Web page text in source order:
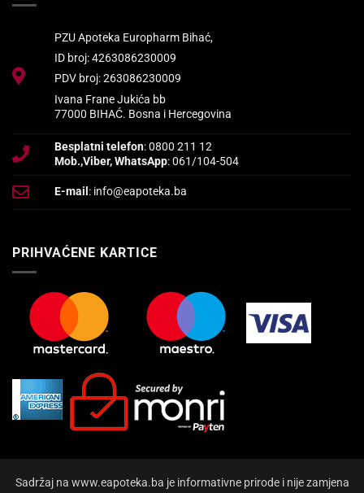
PZU Apoteka Europharm Bihać,
ID broj: 4263086230009
PDV broj: 263086230009
Ivana Frane Jukića bb
77000 BIHAĆ. Bosna i Hercegovina
Besplatni telefon: 0800 211 12
Mob.,Viber, WhatsApp: 061/104-504
E-mail : info@eapoteka.ba
PRIHVAĆENE KARTICE
Sadržaj na www.eapoteka.ba je informativne prirode i nije zamjena